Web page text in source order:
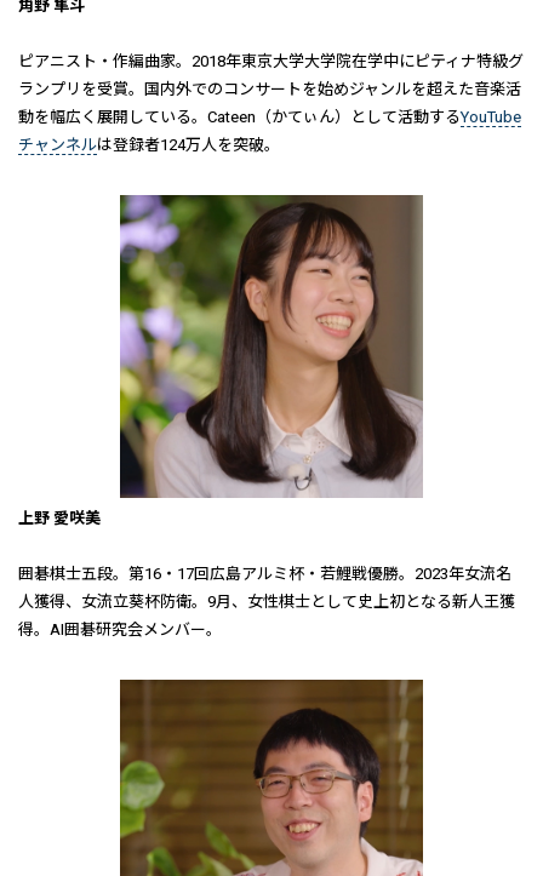
角野 隼斗
ピアニスト・作編曲家。2018年東京大学大学院在学中にピティナ特級グ
ランプリを受賞。国内外でのコンサートを始めジャンルを超えた音楽活
動を幅広く展開している。Cateen（かてぃん）として活動するYouTube
チャンネルは登録者124万人を突破。
上野 愛咲美
囲碁棋士五段。第16・17回広島アルミ杯・若鯉戦優勝。2023年女流名
人獲得、女流立葵杯防衛。9月、女性棋士として史上初となる新人王獲
得。AI囲碁研究会メンバー。